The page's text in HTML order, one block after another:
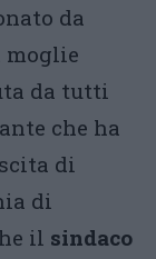
da
moglie
da tutti
che ha
di
di
il sindaco